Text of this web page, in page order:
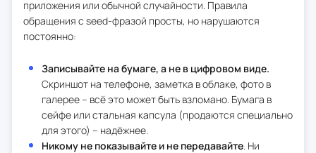
приложения или обычной случайности. Правила
обращения с seed-фразой просты, но нарушаются
постоянно:
Записывайте на бумаге, а не в цифровом виде.
Скриншот на телефоне, заметка в облаке, фото в
галерее – всё это может быть взломано. Бумага в
сейфе или стальная капсула (продаются специально
для этого) – надёжнее.
Никому не показывайте и не передавайте . Ни